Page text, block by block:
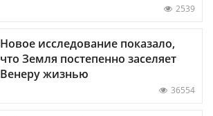
2539
Новое исследование показало,
что Земля постепенно заселяет
Венеру жизнью
36554